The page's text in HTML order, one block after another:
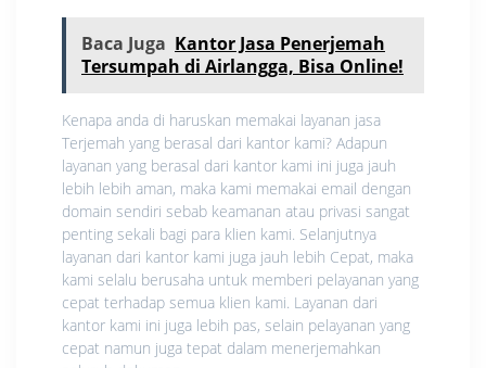
Baca Juga Kantor Jasa Penerjemah
Tersumpah di Airlangga, Bisa Online!
Kenapa anda di haruskan memakai layanan jasa
Terjemah yang berasal dari kantor kami? Adapun
layanan yang berasal dari kantor kami ini juga jauh
lebih lebih aman, maka kami memakai email dengan
domain sendiri sebab keamanan atau privasi sangat
penting sekali bagi para klien kami. Selanjutnya
layanan dari kantor kami juga jauh lebih Cepat, maka
kami selalu berusaha untuk memberi pelayanan yang
cepat terhadap semua klien kami. Layanan dari
kantor kami ini juga lebih pas, selain pelayanan yang
cepat namun juga tepat dalam menerjemahkan